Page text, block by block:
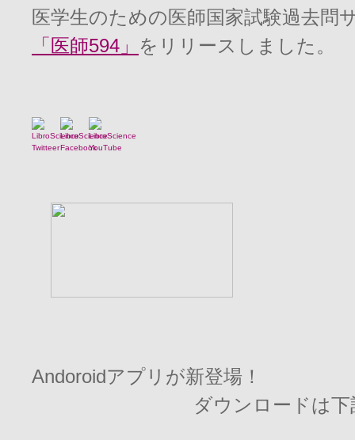
医学生のための医師国家試験過去問
「医師594」
をリリースしました。
Andoroidアプリが新登場！
ダウンロードは